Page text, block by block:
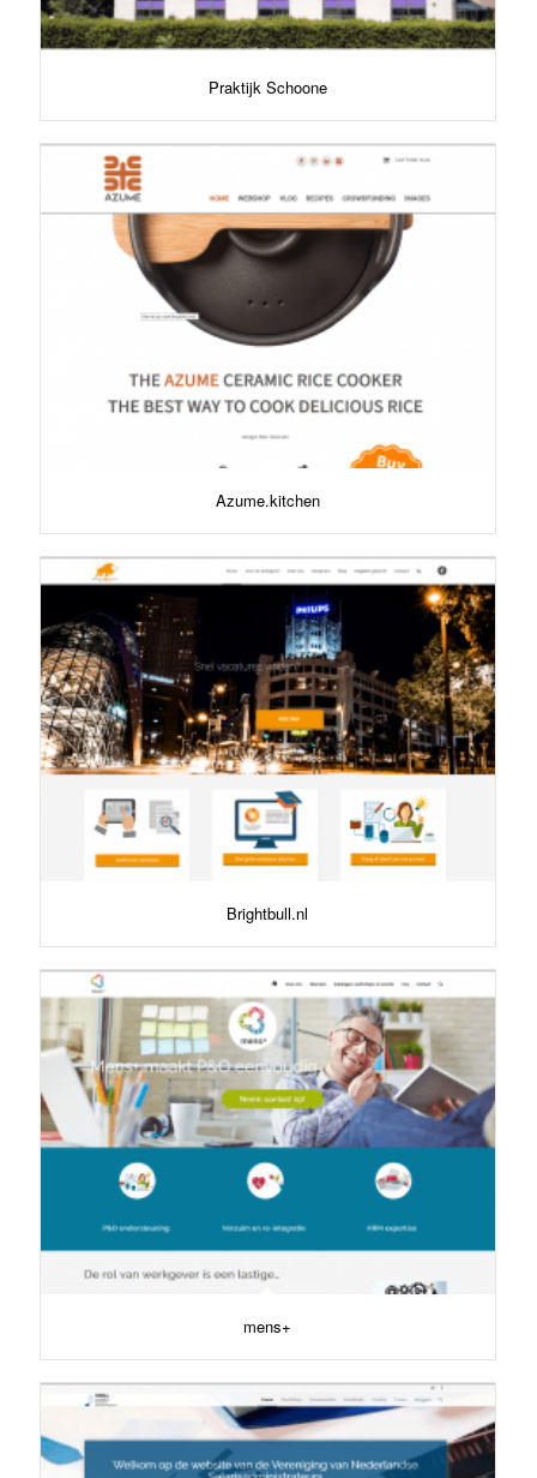
Praktijk Schoone
Azume.kitchen
Brightbull.nl
mens+